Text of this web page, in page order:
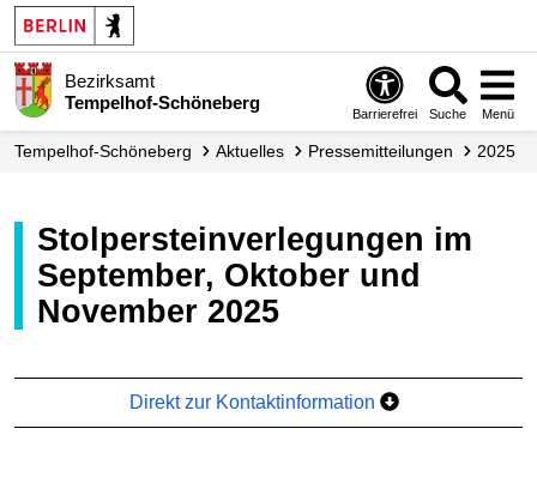
Bezirksamt
Tempelhof-Schöneberg
Barrierefrei Suche Menü
Tempelhof-Schöneberg Aktuelles Presse­mitteilungen 2025
Stolpersteinverlegungen im
September, Oktober und
November 2025
Direkt zur Kontaktinformation